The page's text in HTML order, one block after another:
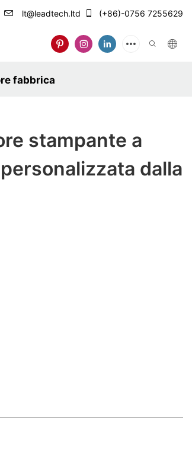
lt@leadtech.ltd (+86)-0756 7255629
fabbrica
stampante a
dalla